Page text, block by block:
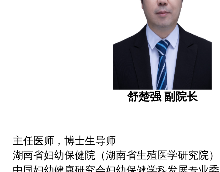
舒楚强 副院长
主任医师，博士生导师
湖南省妇幼保健院（湖南省生殖医学研究院